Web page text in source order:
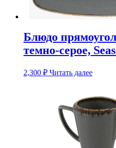
Блюдо
темно-серое,
2,300 ₽ Читать далее